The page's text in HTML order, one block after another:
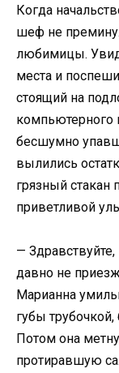
Когда
шеф не
любимицы.
места и
стоящий на
компьютерного
бесшумно
вылились
грязный стакан
приветливой
—
давно не
Марианна
губы
Потом она
протиравшую